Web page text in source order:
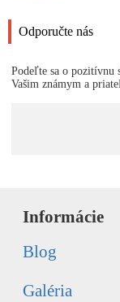
Odporučte nás
Podeľte sa o pozitívnu
Vašim známym a
Informácie
Blog
Galéria